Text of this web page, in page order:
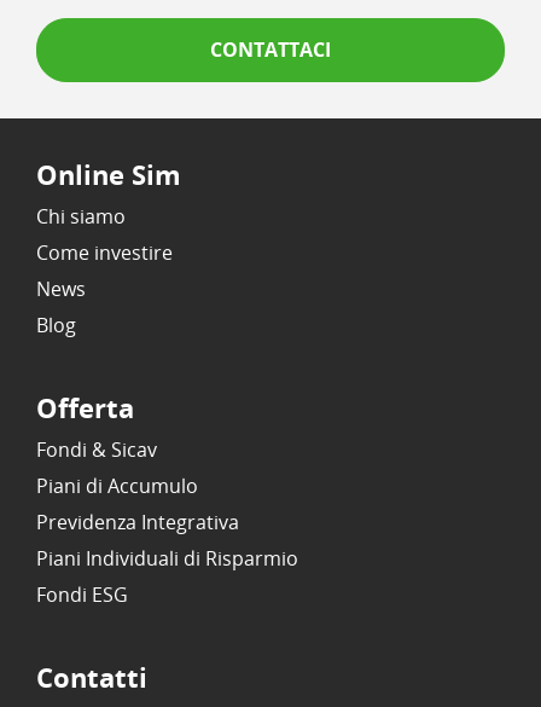
CONTATTACI
Online Sim
Chi siamo
Come investire
News
Blog
Offerta
Fondi & Sicav
Piani di Accumulo
Previdenza Integrativa
Piani Individuali di Risparmio
Fondi ESG
Contatti